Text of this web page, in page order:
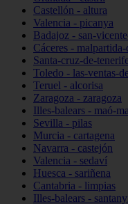
Castellón - altura
Valencia - picanya
Badajoz - san-
Cáceres - malpartida-
Santa-cruz-de-
Toledo - las-ventas-
Teruel - alcorisa
Zaragoza - zaragoza
Illes-balears - maó-
Sevilla - pilas
Murcia - cartagena
Navarra - castejón
Valencia - sedaví
Huesca - sariñena
Cantabria - limpias
Illes-balears -